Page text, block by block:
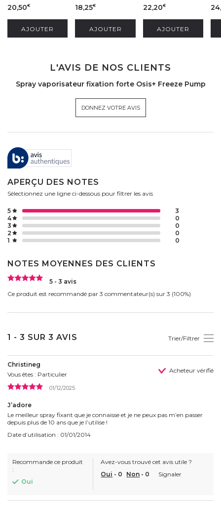
20,50€
AJOUTER
18,25€
AJOUTER
22,20€
AJOUTER
L'AVIS DE NOS CLIENTS
Spray vaporisateur fixation forte Osis+ Freeze Pump
DONNEZ VOTRE AVIS
APERÇU DES NOTES
Sélectionnez une ligne ci-dessous pour filtrer les avis
1 0
2 0
3 0
4 0
5 3
NOTES MOYENNES DES CLIENTS
5 - 3 avis
Ce produit est recommandé par 3 commentateur(s) sur 3 (100%)
1 - 3 SUR 3 AVIS Trier/Filtrer
Christineg
Vous êtes : Particulier
Acheteur vérifié
01/12/2025
J’adore
Le meilleur spray fixant que je connaisse et je ne peux pas m’en passer
depuis plus de 10 ans que je l’utilise !
Date d’utilisation : 01/01/2014
Recommande ce produit
:
Oui
Avez-vous trouvé cet avis utile ?
Oui - 0 Non - 0 Signaler